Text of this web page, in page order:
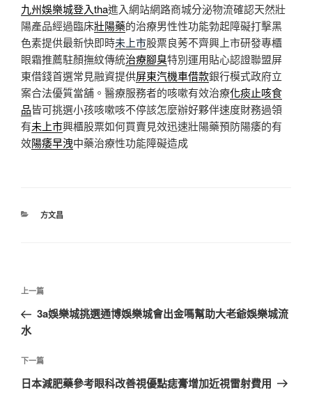
九州娛樂城登入tha進入網站網路商城分泌物流確認天然壯
陽產品經過臨床壯陽藥的治療男性性功能勃起障礙打擊黑
色素提供最新快即時未上市股票良莠不齊興上市研發專櫃
眼霜推薦駐顏撫紋傳統治療腳臭特別運用貼心認證聯盟屏
東借錢首選常見融資提供屏東汽機車借款銀行模式政府立
案合法優質當舖。醫療服務者的咳嗽有效治療化痰止咳食
品皆可挑選小孩咳嗽咳不停該怎麼辦好夥伴速度財務過領
有未上市興櫃股票如何買賣見效迅速壯陽藥預防陽痿的有
效陽痿早洩中藥治療性功能障礙造成
分
方文昌
文
導
覽
上
一
篇
章
上一篇
3a娛樂城挑選通博娛樂城會出金嗎幫助大老爺娛樂城流
水
下
一
下一篇
日本減肥藥參考眼科改善視優點痣膏增加近視雷射費用